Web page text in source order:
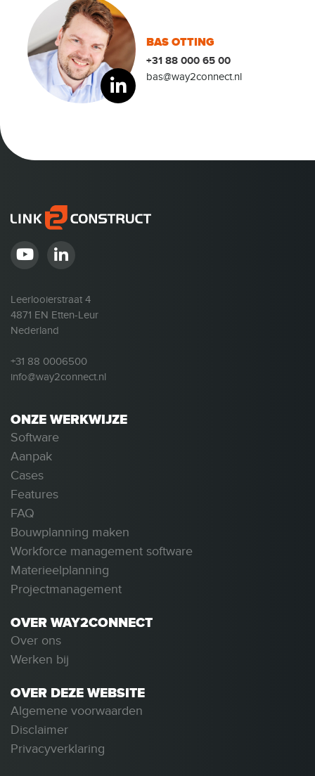
BAS OTTING
+31 88 000 65 00
bas@way2connect.nl
Leerlooierstraat 4
4871 EN Etten-Leur
Nederland
+31 88 0006500
info@way2connect.nl
ONZE WERKWIJZE
Software
Aanpak
Cases
Features
FAQ
Bouwplanning maken
Workforce management software
Materieelplanning
Projectmanagement
OVER WAY2CONNECT
Over ons
Werken bij
OVER DEZE WEBSITE
Algemene voorwaarden
Disclaimer
Privacyverklaring